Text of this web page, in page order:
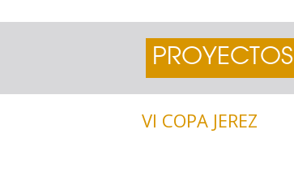
PROYECTOS
VI COPA JEREZ